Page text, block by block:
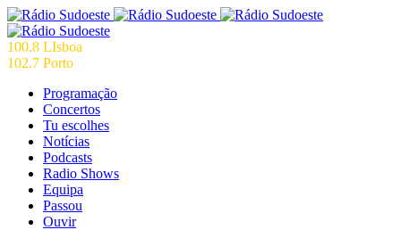
100.8 LIsboa
102.7 Porto
Programação
Concertos
Tu escolhes
Notícias
Podcasts
Radio Shows
Equipa
Passou
Ouvir